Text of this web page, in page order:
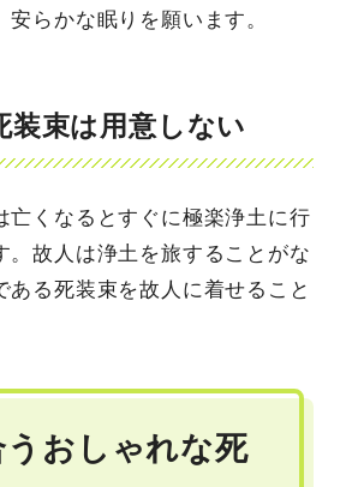
安らかな眠りを願います。
装束は用意しない
亡くなるとすぐに極楽浄土に行
。故人は浄土を旅することがな
ある死装束を故人に着せること
おしゃれな死